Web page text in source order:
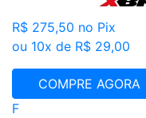
R$ 275,50 no Pix
ou 10x de R$ 29,00
COMPRE AGORA
F